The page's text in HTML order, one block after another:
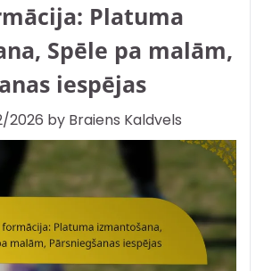
Platuma
Spēle pa malām,
iespējas
2026 by Braiens Kaldvels